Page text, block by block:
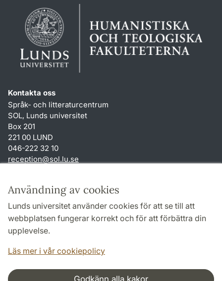
Användning av cookies
Lunds universitet använder cookies för att se till att
webbplatsen fungerar korrekt och för att förbättra din
upplevelse.
Läs mer i vår cookiepolicy
Godkänn alla kakor
Kontakta oss
Språk- och litteraturcentrum
SOL, Lunds universitet
Box 201
221 00 LUND
046-222 32 10
reception@sol.lu.se
Genvägar
Om webbplatsen och cookies
Behandling av personuppgifter
Tillgänglighetsredogörelse